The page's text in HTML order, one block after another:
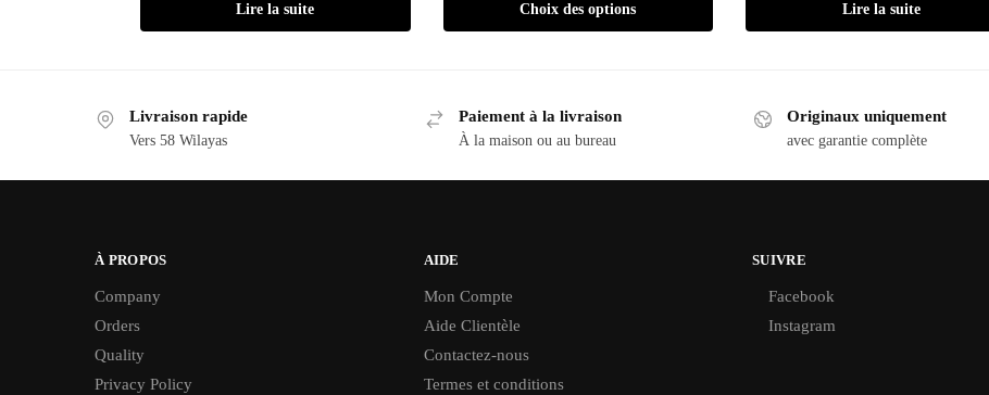
Lire la suite Choix des options Lire la suite
Livraison rapide
Vers 58 Wilayas
Paiement à la livraison
À la maison ou au bureau
Originaux uniquement
avec garantie complète
À PROPOS
Company
Orders
Quality
Privacy Policy
AIDE
Mon Compte
Aide Clientèle
Contactez-nous
Termes et conditions
SUIVRE
Facebook
Instagram